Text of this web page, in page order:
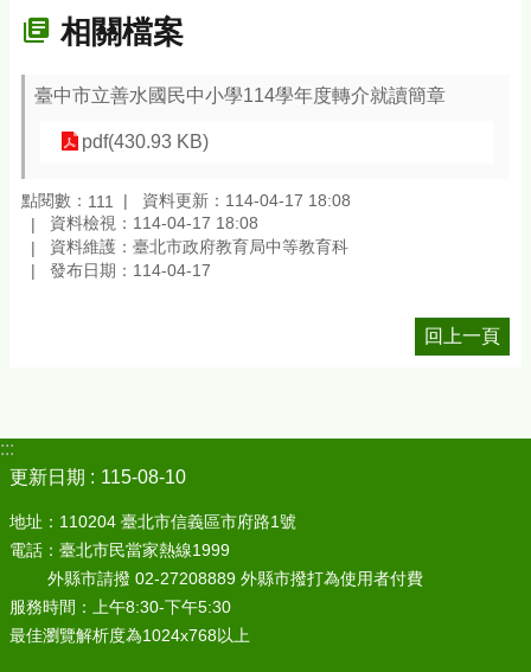
相關檔案
臺中市立善水國民中小學114學年度轉介就讀簡章
pdf(430.93 KB)
點閱數： 111
資料更新：114-04-17 18:08
資料檢視：114-04-17 18:08
資料維護：臺北市政府教育局中等教育科
發布日期：114-04-17
回上一頁
:::
更新日期
115-08-10
地址：110204 臺北市信義區市府路1號
電話：臺北市民當家熱線1999
外縣市請撥 02-27208889 外縣市撥打為使用者付費
服務時間：上午8:30-下午5:30
最佳瀏覽解析度為1024x768以上